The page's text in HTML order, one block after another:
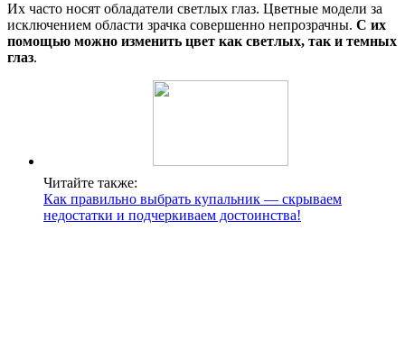
Их часто носят обладатели светлых глаз. Цветные модели за
исключением области зрачка совершенно непрозрачны. С их
помощью можно изменить цвет как светлых, так и темных
глаз.
Читайте также:
Как правильно выбрать купальник — скрываем
недостатки и подчеркиваем достоинства!